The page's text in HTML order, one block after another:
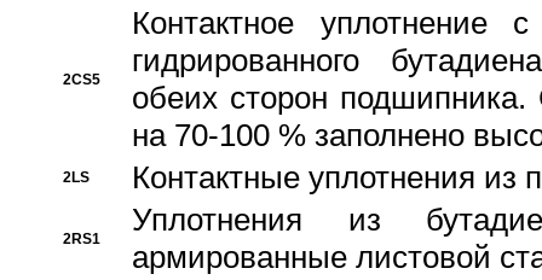
2CS5
Контактное уплотнение
гидрированного
обеих сторон
на 70-100 % заполнено
2LS Контактные уплотнения из
2RS1
Уплотнения из
армированные листовой